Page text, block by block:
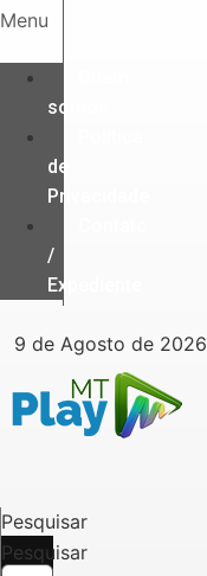
Ir
o
conteúdo
Menu
somos
de
Privacidade
/
Expediente
9 de Agosto de 2026
Pesquisar
Pesquisar